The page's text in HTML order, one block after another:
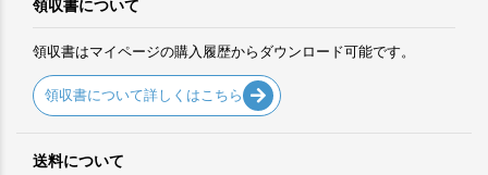
領収書について
領収書はマイページの購入履歴からダウンロード可能です。
領収書について詳しくはこちら
送料について